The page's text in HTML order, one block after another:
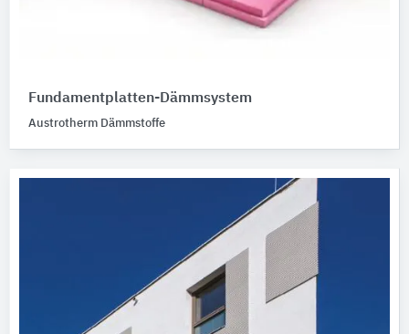
Fundamentplatten-Dämmsystem
Austrotherm Dämmstoffe